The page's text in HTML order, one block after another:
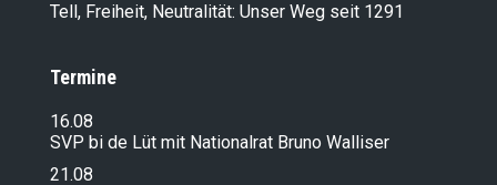
Tell, Freiheit, Neutralität: Unser Weg seit 1291
Termine
16.08
SVP bi de Lüt mit Nationalrat Bruno Walliser
21.08